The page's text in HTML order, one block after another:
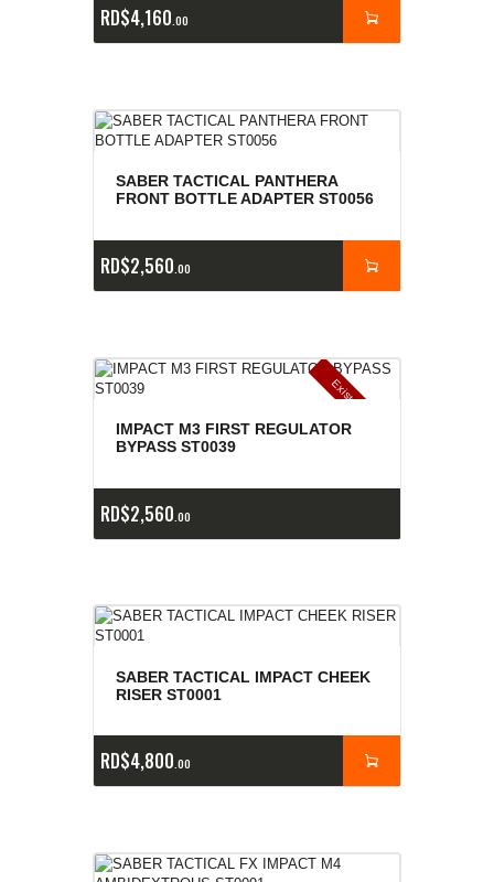
RD$4,160 00
SABER TACTICAL PANTHERA
FRONT BOTTLE ADAPTER ST0056
RD$2,560 00
E
x
is
t
e
n
c
ia
s
a
g
o
t
a
d
a
s
IMPACT M3 FIRST REGULATOR
BYPASS ST0039
RD$2,560 00
SABER TACTICAL IMPACT CHEEK
RISER ST0001
RD$4,800 00